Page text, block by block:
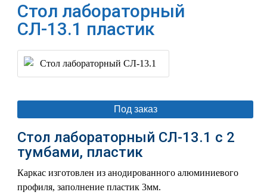
Стол лабораторный
СЛ-13.1 пластик
Под заказ
Стол лабораторный СЛ-13.1 с 2
тумбами, пластик
Каркас изготовлен из анодированного алюминиевого
профиля, заполнение пластик 3мм.